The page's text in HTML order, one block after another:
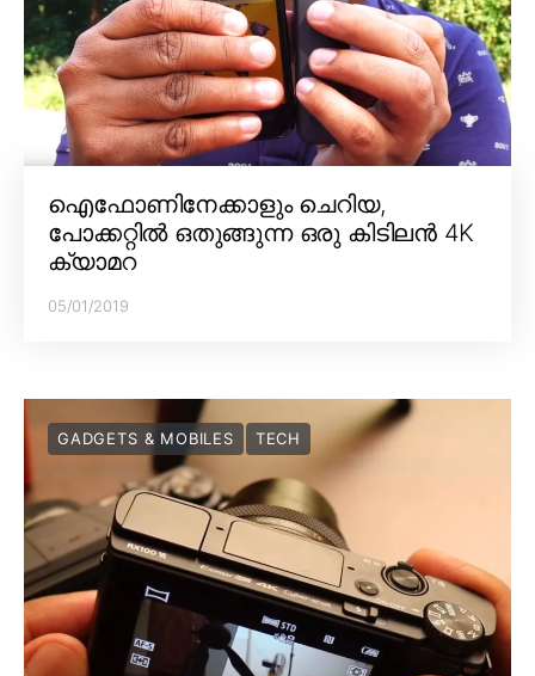
ഐഫോണിനേക്കാളും ചെറിയ,
പോക്കറ്റിൽ ഒതുങ്ങുന്ന ഒരു കിടിലൻ 4K
ക്യാമറ
05/01/2019
GADGETS & MOBILES TECH